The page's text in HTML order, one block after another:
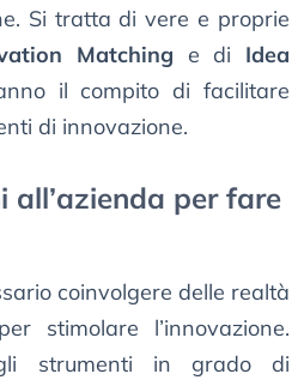
Si tratta di vere e proprie
Matching e di Idea
il compito di facilitare
di innovazione.
all’azienda per fare
coinvolgere delle realtà
stimolare l’innovazione.
strumenti in grado di